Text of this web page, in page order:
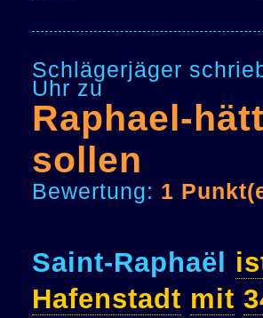
Schlägerjäger
Uhr zu
Raphael-
sollen
Bewertung: 1
Saint-Raphaël
Hafenstadt mit